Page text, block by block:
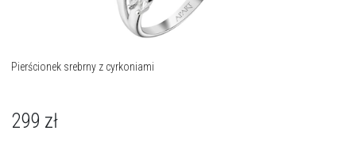
Pierścionek srebrny z cyrkoniami
299 zł